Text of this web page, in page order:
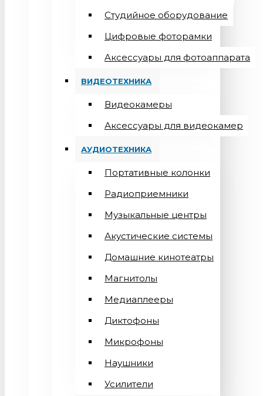
Студийное оборудование
Цифровые фоторамки
Aксессуары для фотоаппарата
ВИДЕОТЕХНИКА
Видеокамеры
Аксессуары для видеокамер
АУДИОТЕХНИКА
Портативные колонки
Радиоприемники
Музыкальные центры
Акустические системы
Домашние кинотеатры
Магнитолы
Медиаплееры
Диктофоны
Микрофоны
Наушники
Усилители